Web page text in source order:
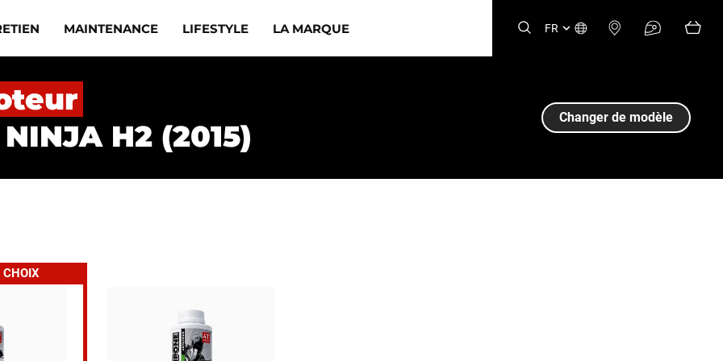
MAINTENANCE LIFESTYLE LA MARQUE FR
H2 (2015)
Changer de modèle
CHOIX